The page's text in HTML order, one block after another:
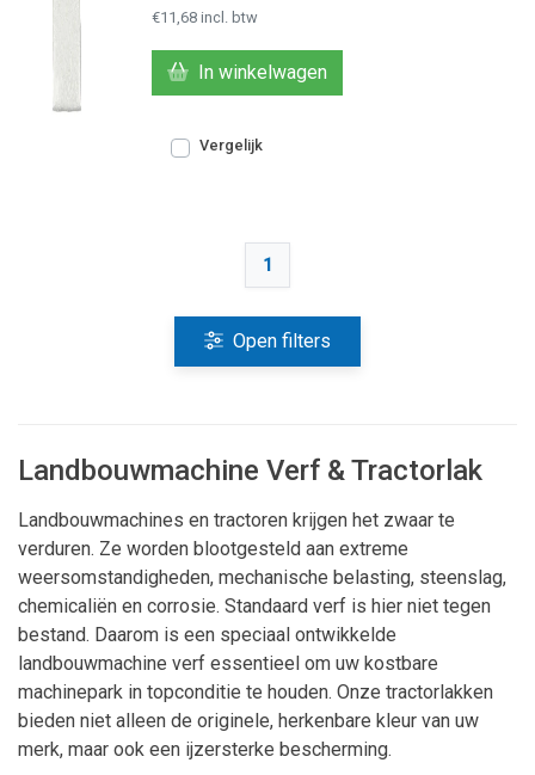
€11,68 incl. btw
In winkelwagen
Vergelijk
1
Open filters
Landbouwmachine Verf & Tractorlak
Landbouwmachines en tractoren krijgen het zwaar te
verduren. Ze worden blootgesteld aan extreme
weersomstandigheden, mechanische belasting, steenslag,
chemicaliën en corrosie. Standaard verf is hier niet tegen
bestand. Daarom is een speciaal ontwikkelde
landbouwmachine verf essentieel om uw kostbare
machinepark in topconditie te houden. Onze tractorlakken
bieden niet alleen de originele, herkenbare kleur van uw
merk, maar ook een ijzersterke bescherming.